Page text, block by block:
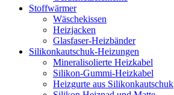
Stoffwärmer
Wäschekissen
Heizjacken
Glasfaser-Heizbänder
Silikonkautschuk-Heizungen
Mineralisolierte Heizkabel
Silikon-Gummi-Heizkabel
Heizgurte aus Silikonkautschuk